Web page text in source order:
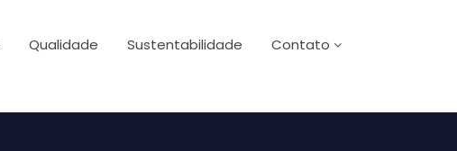
Qualidade Sustentabilidade Contato